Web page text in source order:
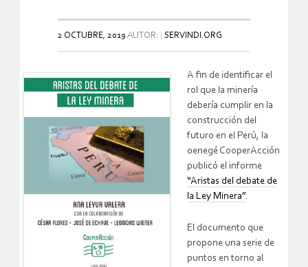
2 OCTUBRE, 2019 AUTOR: SERVINDI.ORG
A fin de identificar el
rol que la minería
debería cumplir en la
construcción del
futuro en el Perú, la
oenegé CooperAcción
publicó el informe
“Aristas del debate de
la Ley Minera”.
El documento que
propone una serie de
puntos en torno al